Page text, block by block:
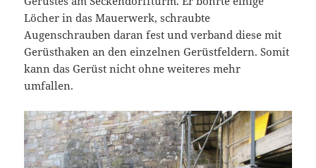
Löcher in das Mauerwerk, schraubte
Augenschrauben daran fest und verband diese mit
Gerüsthaken an den einzelnen Gerüstfeldern. Somit
kann das Gerüst nicht ohne weiteres mehr
umfallen.